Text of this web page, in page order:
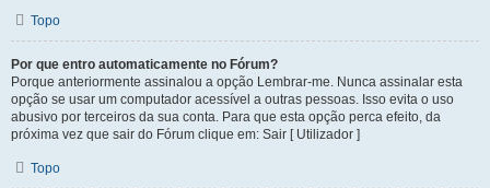
Topo
Por que entro automaticamente no Fórum?
Porque anteriormente assinalou a opção Lembrar-me. Nunca assinalar esta
opção se usar um computador acessível a outras pessoas. Isso evita o uso
abusivo por terceiros da sua conta. Para que esta opção perca efeito, da
próxima vez que sair do Fórum clique em: Sair [ Utilizador ]
Topo